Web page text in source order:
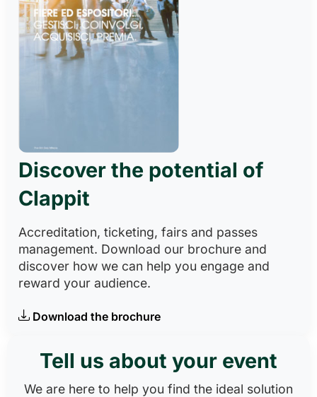
Discover the potential of
Clappit
Accreditation, ticketing, fairs and passes
management. Download our brochure and
discover how we can help you engage and
reward your audience.
Download the brochure
Tell us about your event
We are here to help you find the ideal solution